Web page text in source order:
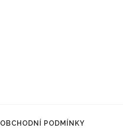
OBCHODNÍ PODMÍNKY